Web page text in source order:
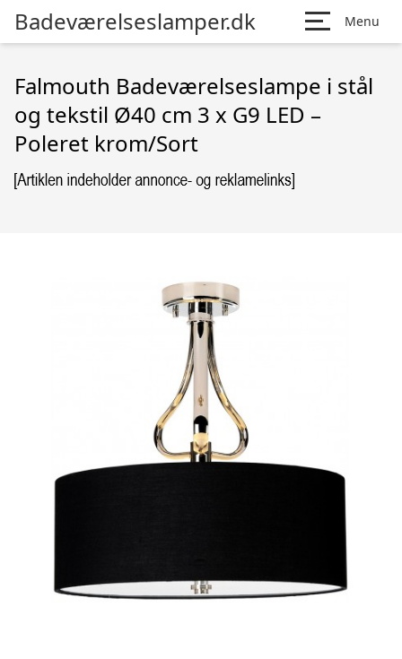
Badeværelseslamper.dk Menu
Falmouth Badeværelseslampe i stål
og tekstil Ø40 cm 3 x G9 LED –
Poleret krom/Sort